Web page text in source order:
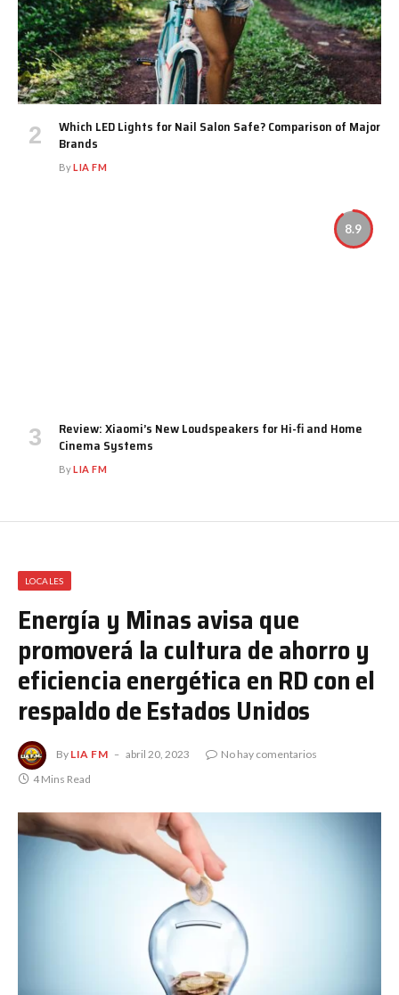
Which LED Lights for Nail Salon Safe? Comparison of Major
Brands
ByLIA FM
8.9
Review: Xiaomi’s New Loudspeakers for Hi-fi and Home
Cinema Systems
ByLIA FM
LOCALES
Energía y Minas avisa que
promoverá la cultura de ahorro y
eficiencia energética en RD con el
respaldo de Estados Unidos
By LIA FM abril 20, 2023
No hay comentarios
4 Mins Read